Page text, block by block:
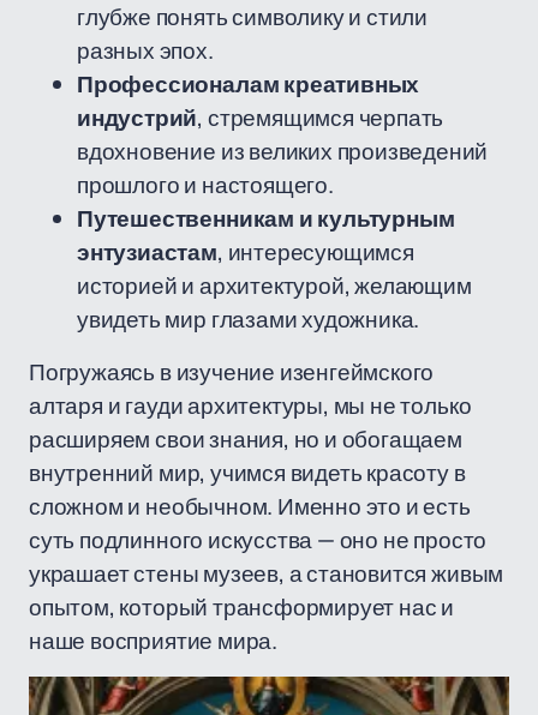
глубже понять символику и стили
разных эпох.
Профессионалам креативных
индустрий, стремящимся черпать
вдохновение из великих произведений
прошлого и настоящего.
Путешественникам и культурным
энтузиастам, интересующимся
историей и архитектурой, желающим
увидеть мир глазами художника.
Погружаясь в изучение изенгеймского
алтаря и гауди архитектуры, мы не только
расширяем свои знания, но и обогащаем
внутренний мир, учимся видеть красоту в
сложном и необычном. Именно это и есть
суть подлинного искусства — оно не просто
украшает стены музеев, а становится живым
опытом, который трансформирует нас и
наше восприятие мира.